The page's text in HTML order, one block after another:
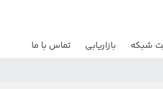
شبکه بازاریابی تماس با ما